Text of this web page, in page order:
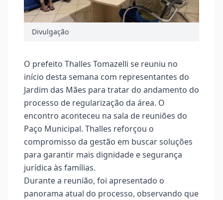
Divulgação
O prefeito Thalles Tomazelli se reuniu no
início desta semana com representantes do
Jardim das Mães para tratar do andamento do
processo de regularização da área. O
encontro aconteceu na sala de reuniões do
Paço Municipal. Thalles reforçou o
compromisso da gestão em buscar soluções
para garantir mais dignidade e segurança
jurídica às famílias.
Durante a reunião, foi apresentado o
panorama atual do processo, observando que